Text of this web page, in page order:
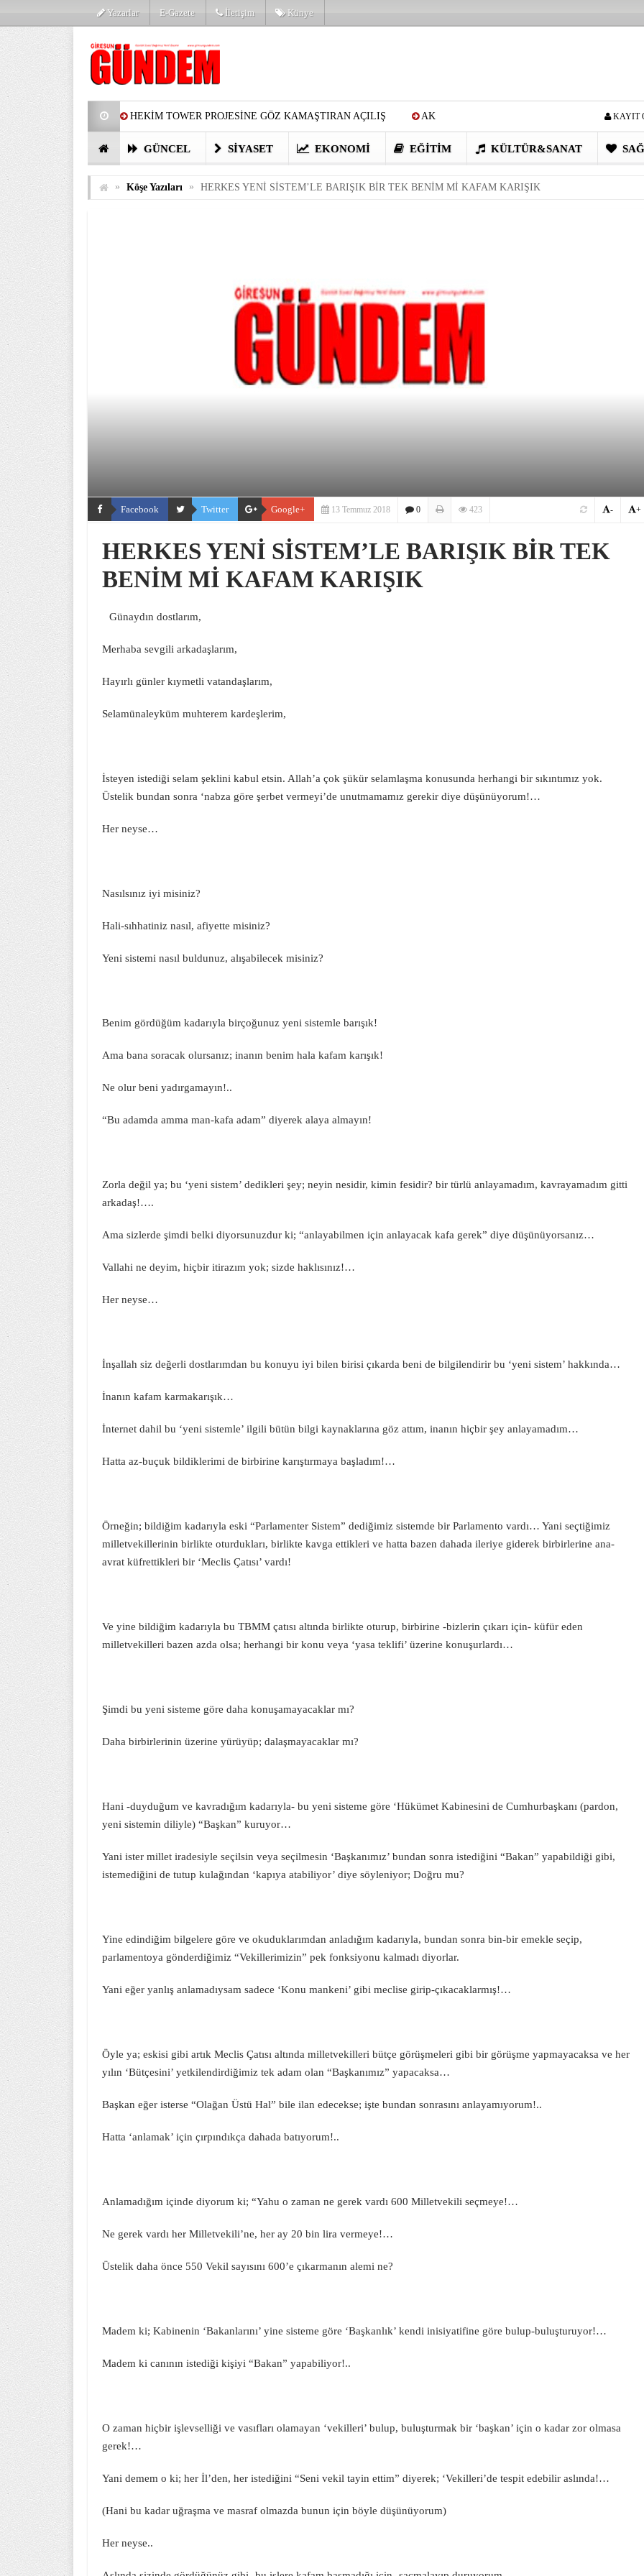
Yazarlar E-Gazete İletişim Künye
HEKİM TOWER PROJESİNE GÖZ KAMAŞTIRAN AÇILIŞ AK
PARTİ’DE YENİ YÜZLER HARUN CİCİ: VİDEOYU GÖRÜNCE
KAYIT
GÜNCEL SIYASET EKONOMI EĞITIM KÜLTÜR&SANAT
» Köşe Yazıları » HERKES YENİ SİSTEM’LE BARIŞIK BİR TEK BENİM Mİ KAFAM KARIŞIK
Facebook Twitter Google+ 13 Temmuz 2018 0 423 +
-
HERKES YENİ SİSTEM’LE BARIŞIK BİR TEK
BENİM Mİ KAFAM KARIŞIK
Günaydın dostlarım,
Merhaba sevgili arkadaşlarım,
Hayırlı günler kıymetli vatandaşlarım,
Selamünaleyküm muhterem kardeşlerim,
İsteyen istediği selam şeklini kabul etsin. Allah’a çok şükür selamlaşma konusunda herhangi bir sıkıntımız yok.
Üstelik bundan sonra ‘nabza göre şerbet vermeyi’de unutmamamız gerekir diye düşünüyorum!…
Her neyse…
Nasılsınız iyi misiniz?
Hali-sıhhatiniz nasıl, afiyette misiniz?
Yeni sistemi nasıl buldunuz, alışabilecek misiniz?
Benim gördüğüm kadarıyla birçoğunuz yeni sistemle barışık!
Ama bana soracak olursanız; inanın benim hala kafam karışık!
Ne olur beni yadırgamayın!..
“Bu adamda amma man-kafa adam” diyerek alaya almayın!
Zorla değil ya; bu ‘yeni sistem’ dedikleri şey; neyin nesidir, kimin fesidir? bir türlü anlayamadım, kavrayamadım gitti
arkadaş!….
Ama sizlerde şimdi belki diyorsunuzdur ki; “anlayabilmen için anlayacak kafa gerek” diye düşünüyorsanız…
Vallahi ne deyim, hiçbir itirazım yok; sizde haklısınız!…
Her neyse…
İnşallah siz değerli dostlarımdan bu konuyu iyi bilen birisi çıkarda beni de bilgilendirir bu ‘yeni sistem’ hakkında…
İnanın kafam karmakarışık…
İnternet dahil bu ‘yeni sistemle’ ilgili bütün bilgi kaynaklarına göz attım, inanın hiçbir şey anlayamadım…
Hatta az-buçuk bildiklerimi de birbirine karıştırmaya başladım!…
Örneğin; bildiğim kadarıyla eski “Parlamenter Sistem” dediğimiz sistemde bir Parlamento vardı… Yani seçtiğimiz
milletvekillerinin birlikte oturdukları, birlikte kavga ettikleri ve hatta bazen dahada ileriye giderek birbirlerine ana-
avrat küfrettikleri bir ‘Meclis Çatısı’ vardı!
Ve yine bildiğim kadarıyla bu TBMM çatısı altında birlikte oturup, birbirine -bizlerin çıkarı için- küfür eden
milletvekilleri bazen azda olsa; herhangi bir konu veya ‘yasa teklifi’ üzerine konuşurlardı…
Şimdi bu yeni sisteme göre daha konuşamayacaklar mı?
Daha birbirlerinin üzerine yürüyüp; dalaşmayacaklar mı?
Hani -duyduğum ve kavradığım kadarıyla- bu yeni sisteme göre ‘Hükümet Kabinesini de Cumhurbaşkanı (pardon,
yeni sistemin diliyle) “Başkan” kuruyor…
Yani ister millet iradesiyle seçilsin veya seçilmesin ‘Başkanımız’ bundan sonra istediğini “Bakan” yapabildiği gibi,
istemediğini de tutup kulağından ‘kapıya atabiliyor’ diye söyleniyor; Doğru mu?
Yine edindiğim bilgelere göre ve okuduklarımdan anladığım kadarıyla, bundan sonra bin-bir emekle seçip,
parlamentoya gönderdiğimiz “Vekillerimizin” pek fonksiyonu kalmadı diyorlar.
Yani eğer yanlış anlamadıysam sadece ‘Konu mankeni’ gibi meclise girip-çıkacaklarmış!…
Öyle ya; eskisi gibi artık Meclis Çatısı altında milletvekilleri bütçe görüşmeleri gibi bir görüşme yapmayacaksa ve her
yılın ‘Bütçesini’ yetkilendirdiğimiz tek adam olan “Başkanımız” yapacaksa…
Başkan eğer isterse “Olağan Üstü Hal” bile ilan edecekse; işte bundan sonrasını anlayamıyorum!..
Hatta ‘anlamak’ için çırpındıkça dahada batıyorum!..
Anlamadığım içinde diyorum ki; “Yahu o zaman ne gerek vardı 600 Milletvekili seçmeye!…
Ne gerek vardı her Milletvekili’ne, her ay 20 bin lira vermeye!…
Üstelik daha önce 550 Vekil sayısını 600’e çıkarmanın alemi ne?
Madem ki; Kabinenin ‘Bakanlarını’ yine sisteme göre ‘Başkanlık’ kendi inisiyatifine göre bulup-buluşturuyor!…
Madem ki canının istediği kişiyi “Bakan” yapabiliyor!..
O zaman hiçbir işlevselliği ve vasıfları olamayan ‘vekilleri’ bulup, buluşturmak bir ‘başkan’ için o kadar zor olmasa
gerek!…
Yani demem o ki; her İl’den, her istediğini “Seni vekil tayin ettim” diyerek; ‘Vekilleri’de tespit edebilir aslında!…
(Hani bu kadar uğraşma ve masraf olmazda bunun için böyle düşünüyorum)
Her neyse..